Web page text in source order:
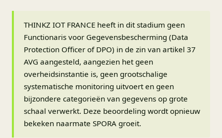
THINKZ IOT FRANCE heeft in dit stadium geen
Functionaris voor Gegevensbescherming (Data
Protection Officer of DPO) in de zin van artikel 37
AVG aangesteld, aangezien het geen
overheidsinstantie is, geen grootschalige
systematische monitoring uitvoert en geen
bijzondere categorieën van gegevens op grote
schaal verwerkt. Deze beoordeling wordt opnieuw
bekeken naarmate SPORA groeit.